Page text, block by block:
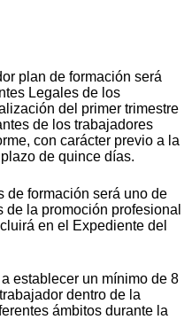
plan de formación será
Legales de los
del primer trimestre
de los trabajadores
con carácter previo a la
de quince días.
de formación será uno de
de la promoción profesional
en el Expediente del
establecer un mínimo de 8
dentro de la
ámbitos durante la